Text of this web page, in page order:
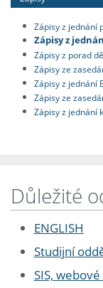
Zápisy z jednání
Zápisy z
Zápisy z porad
Zápisy ze
Zápisy z jednání
Zápisy ze
Zápisy z jednání
Důležité
ENGLISH
Studijní
SIS,